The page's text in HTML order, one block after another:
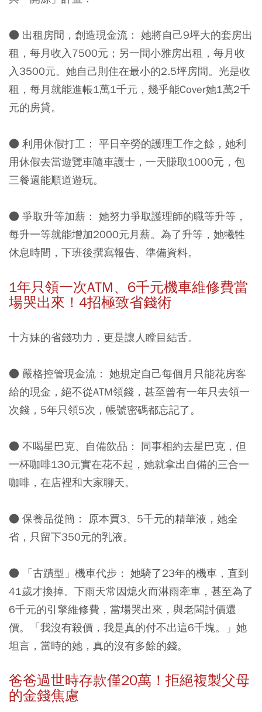
● 出租房間，創造現金流： 她將自己9坪大的套房出
租，每月收入7500元；另一間小雅房出租，每月收
入3500元。她自己則住在最小的2.5坪房間。光是收
租，每月就能進帳1萬1千元，幾乎能Cover她1萬2千
元的房貸。
● 利用休假打工： 平日辛勞的護理工作之餘，她利
用休假去當遊覽車隨車護士，一天賺取1000元，包
三餐還能順道遊玩。
● 爭取升等加薪： 她努力爭取護理師的職等升等，
每升一等就能增加2000元月薪。為了升等，她犧牲
休息時間，下班後撰寫報告、準備資料。
1年只領一次ATM、6千元機車維修費當
場哭出來！4招極致省錢術
十方妹的省錢功力，更是讓人瞠目結舌。
● 嚴格控管現金流： 她規定自己每個月只能花房客
給的現金，絕不從ATM領錢，甚至曾有一年只去領一
次錢，5年只領5次，帳號密碼都忘記了。
● 不喝星巴克、自備飲品： 同事相約去星巴克，但
一杯咖啡130元實在花不起，她就拿出自備的三合一
咖啡，在店裡和大家聊天。
● 保養品從簡： 原本買3、5千元的精華液，她全
省，只留下350元的乳液。
● 「古蹟型」機車代步： 她騎了23年的機車，直到
41歲才換掉。下雨天常因熄火而淋雨牽車，甚至為了
6千元的引擎維修費，當場哭出來，與老闆討價還
價。「我沒有殺價，我是真的付不出這6千塊。」她
坦言，當時的她，真的沒有多餘的錢。
爸爸過世時存款僅20萬！拒絕複製父母
的金錢焦慮